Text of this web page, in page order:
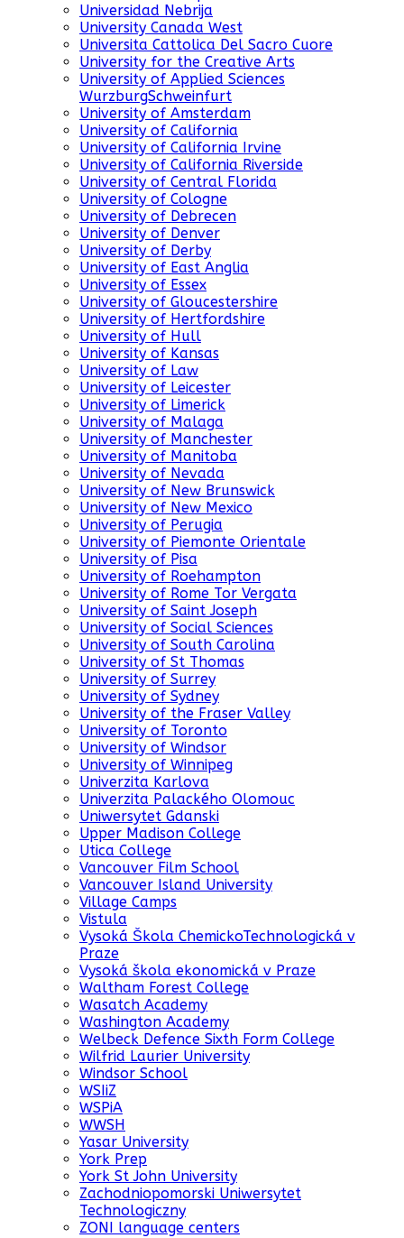
Universidad Nebrija
University Canada West
Universita Cattolica Del Sacro Cuore
University for the Creative Arts
University of Applied Sciences
WurzburgSchweinfurt
University of Amsterdam
University of California
University of California Irvine
University of California Riverside
University of Central Florida
University of Cologne
University of Debrecen
University of Denver
University of Derby
University of East Anglia
University of Essex
University of Gloucestershire
University of Hertfordshire
University of Hull
University of Kansas
University of Law
University of Leicester
University of Limerick
University of Malaga
University of Manchester
University of Manitoba
University of Nevada
University of New Brunswick
University of New Mexico
University of Perugia
University of Piemonte Orientale
University of Pisa
University of Roehampton
University of Rome Tor Vergata
University of Saint Joseph
University of Social Sciences
University of South Carolina
University of St Thomas
University of Surrey
University of Sydney
University of the Fraser Valley
University of Toronto
University of Windsor
University of Winnipeg
Univerzita Karlova
Univerzita Palackého Olomouc
Uniwersytet Gdanski
Upper Madison College
Utica College
Vancouver Film School
Vancouver Island University
Village Camps
Vistula
Vysoká Škola ChemickoTechnologická v
Praze
Vysoká škola ekonomická v Praze
Waltham Forest College
Wasatch Academy
Washington Academy
Welbeck Defence Sixth Form College
Wilfrid Laurier University
Windsor School
WSIiZ
WSPiA
WWSH
Yasar University
York Prep
York St John University
Zachodniopomorski Uniwersytet
Technologiczny
ZONI language centers